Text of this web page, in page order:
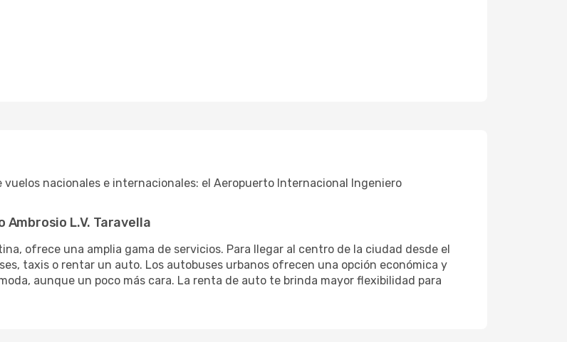
nacionales e internacionales: el Aeropuerto Internacional Ingeniero
L.V. Taravella
ofrece una amplia gama de servicios. Para llegar al centro de la ciudad desde el
taxis o rentar un auto. Los autobuses urbanos ofrecen una opción económica y
aunque un poco más cara. La renta de auto te brinda mayor flexibilidad para